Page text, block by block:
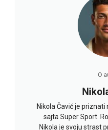
O
Nikola Čavić je
sajta Super Sport.
Nikola je svoju strast